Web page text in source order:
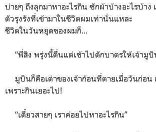
บ่ายๆ ถึงลุกมาหาอะไรกิน ซักผ้าบ้างอะไรบ้าง
ตัวรุงรังที่เข้ามาในชีวิตผมเท่านั่นแหละ
ชีวิตในวันหยุดของผมก็...
“พี่สิง พรุ่งนี้ตื่นแต่เช้าไปตักบาตรให้เจ้ามูบิ
มูบินก็คือเต่าของเจ้าก้อนที่ตายเมื่อวันก่อน
เพราะกินเยอะไป!
“เดี๋ยวสายๆ เราค่อยไปหาอะไรกิน”